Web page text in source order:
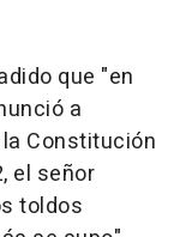
que "en
a
Constitución
el señor
toldos